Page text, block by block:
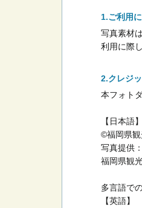
ご利用
写真素材
利用に際
クレジ
本フォト
【日本語】
©福岡県観
写真提供
福岡県観
多言語で
【英語】